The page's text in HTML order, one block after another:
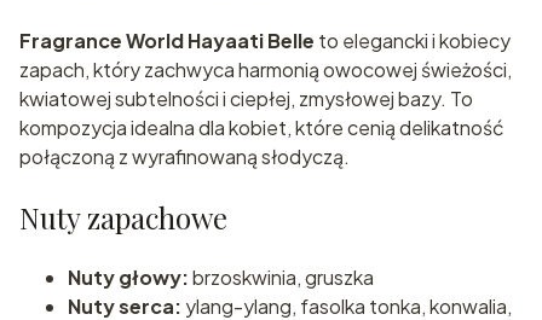
Fragrance World Hayaati Belle to elegancki i kobiecy
zapach, który zachwyca harmonią owocowej świeżości,
kwiatowej subtelności i ciepłej, zmysłowej bazy. To
kompozycja idealna dla kobiet, które cenią delikatność
połączoną z wyrafinowaną słodyczą.
Nuty zapachowe
Nuty głowy:brzoskwinia, gruszka
Nuty serca: ylang-ylang, fasolka tonka, konwalia,